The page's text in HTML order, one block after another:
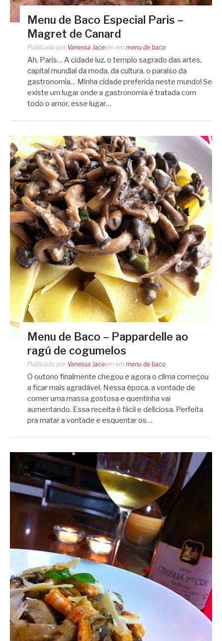
Menu de Baco Especial Paris –
Magret de Canard
Publicado por Vanessa Jaceem em menu de baco
Ah, Paris… A cidade luz, o templo sagrado das artes,
capital mundial da moda, da cultura, o paraíso da
gastronomia… Minha cidade preferida neste mundo! Se
existe um lugar onde a gastronomia é tratada com
todo o amor, esse lugar…
Menu de Baco – Pappardelle ao
ragú de cogumelos
Publicado por Vanessa Jaceem em menu de baco
O outono finalmente chegou e agora o clima começou
a ficar mais agradável. Nessa época, a vontade de
comer uma massa gostosa e quentinha vai
aumentando. Essa receita é fácil e deliciosa. Perfeita
pra matar a vontade e esquentar os…